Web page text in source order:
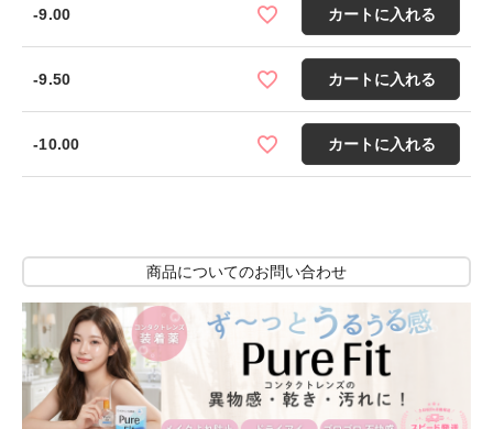
-9.00 カートに入れる
-9.50 カートに入れる
-10.00 カートに入れる
商品についてのお問い合わせ